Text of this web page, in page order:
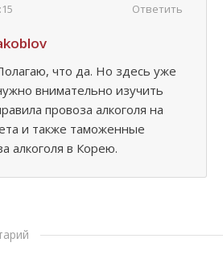
Ответить
что да. Но здесь уже
внимательно изучить
провоза алкоголя на
и также таможенные
алкоголя в Корею.